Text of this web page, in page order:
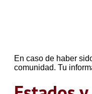
En caso de haber
comunidad. Tu